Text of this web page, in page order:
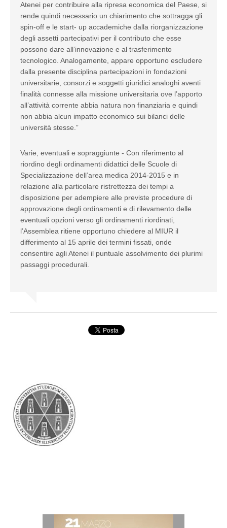
Atenei per contribuire alla ripresa economica del Paese, si
rende quindi necessario un chiarimento che sottragga gli
spin-off e le start- up accademiche dalla riorganizzazione
degli assetti partecipativi per il contributo che esse
possono dare all’innovazione e al trasferimento
tecnologico. Analogamente, appare opportuno escludere
dalla presente disciplina partecipazioni in fondazioni
universitarie, consorzi e soggetti giuridici analoghi aventi
finalità connesse alla missione universitaria ove l’apporto
all’attività corrente abbia natura non finanziaria e quindi
non abbia alcun impatto economico sui bilanci delle
università stesse.”
Varie, eventuali e sopraggiunte - Con riferimento al
riordino degli ordinamenti didattici delle Scuole di
Specializzazione dell’area medica 2014-2015 e in
relazione alla particolare ristrettezza dei tempi a
disposizione per adempiere alle previste procedure di
approvazione degli ordinamenti e di rilevamento delle
eventuali opzioni verso gli ordinamenti riordinati,
l’Assemblea ritiene opportuno chiedere al MIUR il
differimento al 15 aprile dei termini fissati, onde
consentire agli Atenei il puntuale assolvimento dei plurimi
passaggi procedurali.